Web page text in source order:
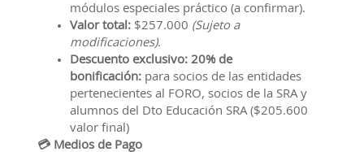
módulos especiales práctico (a confirmar).
Valor total: $257.000 (Sujeto a
modificaciones).
Descuento exclusivo: 20% de
bonificación: para socios de las entidades
pertenecientes al FORO, socios de la SRA y
alumnos del Dto Educación SRA ($205.600
valor final)
💳 Medios de Pago